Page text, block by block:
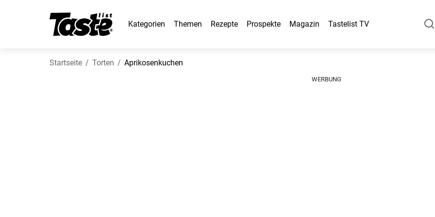
Kategorien Themen Rezepte Prospekte Magazin Tastelist TV
Startseite Torten Aprikosenkuchen
WERBUNG